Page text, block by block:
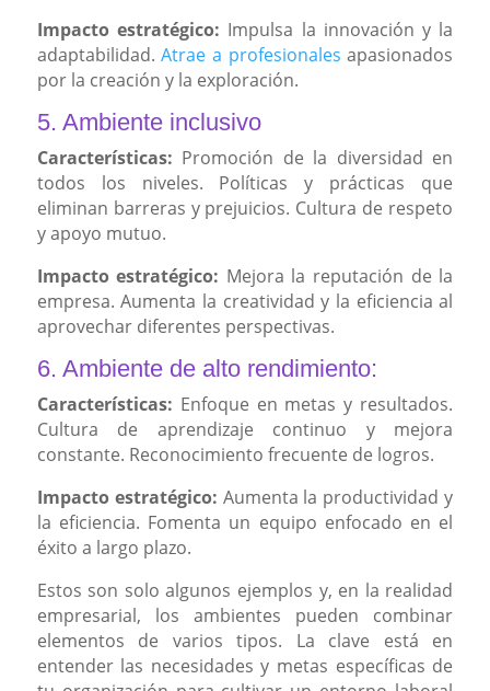
Impacto estratégico: Impulsa la innovación y la
adaptabilidad.Atrae a profesionales apasionados
por la creación y la exploración.
5. Ambiente inclusivo
Características: Promoción de la diversidad en
todos los niveles. Políticas y prácticas que
eliminan barreras y prejuicios. Cultura de respeto
y apoyo mutuo.
Impacto estratégico: Mejora la reputación de la
empresa. Aumenta la creatividad y la eficiencia al
aprovechar diferentes perspectivas.
6. Ambiente de alto rendimiento:
Características: Enfoque en metas y resultados.
Cultura de aprendizaje continuo y mejora
constante. Reconocimiento frecuente de logros.
Impacto estratégico: Aumenta la productividad y
la eficiencia. Fomenta un equipo enfocado en el
éxito a largo plazo.
Estos son solo algunos ejemplos y, en la realidad
empresarial, los ambientes pueden combinar
elementos de varios tipos. La clave está en
entender las necesidades y metas específicas de